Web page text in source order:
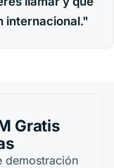
internacional."
Gratis
demostración